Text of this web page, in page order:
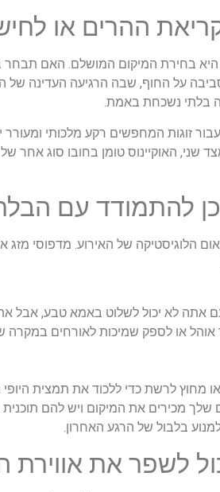
בחירת המיקום המושלם. האם תבחר
על החוף, שבה הרגיעה העדינה
בלתי נשכחת באמת.
זוגות המחפשים רקע מלכותי
שני, האוקיינוס טומן בחובו סוג
הלוגיסטיקה של האירוע. מדפוסי מזג
אתה לא יכול לשלוט באמא טבע, אבל
אוהל או לספק שמיכות לאורחים
לרשת כדי ללכוד את תמצית היופי
שלך מכירים את המיקום ויש להם
בלבול של הרגע האחרון.